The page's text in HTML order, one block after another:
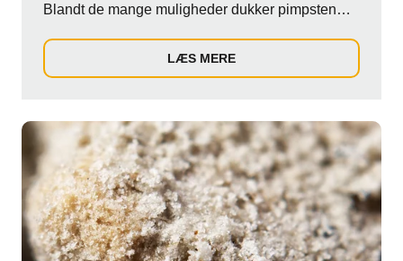
Blandt de mange muligheder dukker pimpsten
LÆS MERE